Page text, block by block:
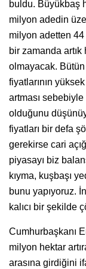
buldu. Büyükbaş
milyon adedin
milyon adetten 44
bir zamanda artık
olmayacak.
fiyatlarının
artması
olduğunu
fiyatları bir defa
gerekirse cari
piyasayı biz
kıyma, kuşbaşı
bunu yapıyoruz.
kalıcı bir şekilde
Cumhurbaşkanı
milyon hektar
arasına girdiğini